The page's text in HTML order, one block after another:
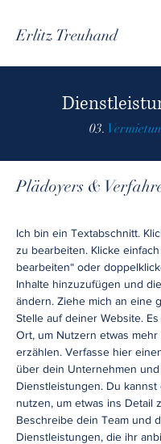
Erlitz Treuhand
03.
Plädoyers &
Ich bin ein Textabschnitt.
zu bearbeiten. Klicke einfach
bearbeiten“ oder
Inhalte hinzuzufügen und
ändern. Ziehe mich an eine
Stelle auf deiner Website.
Ort, um Nutzern etwas
erzählen. Verfasse hier
über dein Unternehmen
Dienstleistungen. Du kannst
nutzen, um etwas ins Detail
Beschreibe dein Team und
Dienstleistungen, die ihr